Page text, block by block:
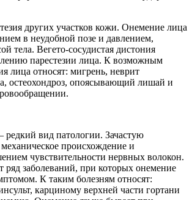
других участков кожи. Онемение лица
в неудобной позе и давлением,
тела. Вегето-сосудистая дистония
парестезии лица. К возможным
лица относят: мигрень, неврит
остеохондроз, опоясывающий лишай и
редкий вид патологии. Зачастую
происхождение и
чувствительности нервных волокон.
ряд заболеваний, при которых онемение
К таким болезням относят:
карциному верхней части гортани